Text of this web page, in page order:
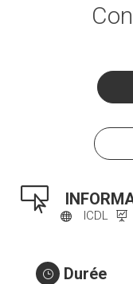

 ICDL 
} Durée